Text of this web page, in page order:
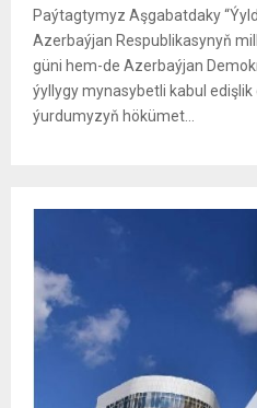
Paýtagtymyz Aşgabatdaky
Azerbaýjan Respublikasynyň
güni hem-de Azerbaýjan
ýyllygy mynasybetli kabul edişlik
ýurdumyzyň hökümet...